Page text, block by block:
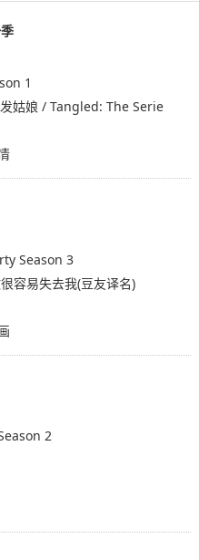
1
姑娘 / Tangled: The Serie
Season 3
容易失去我(豆友译名)
2